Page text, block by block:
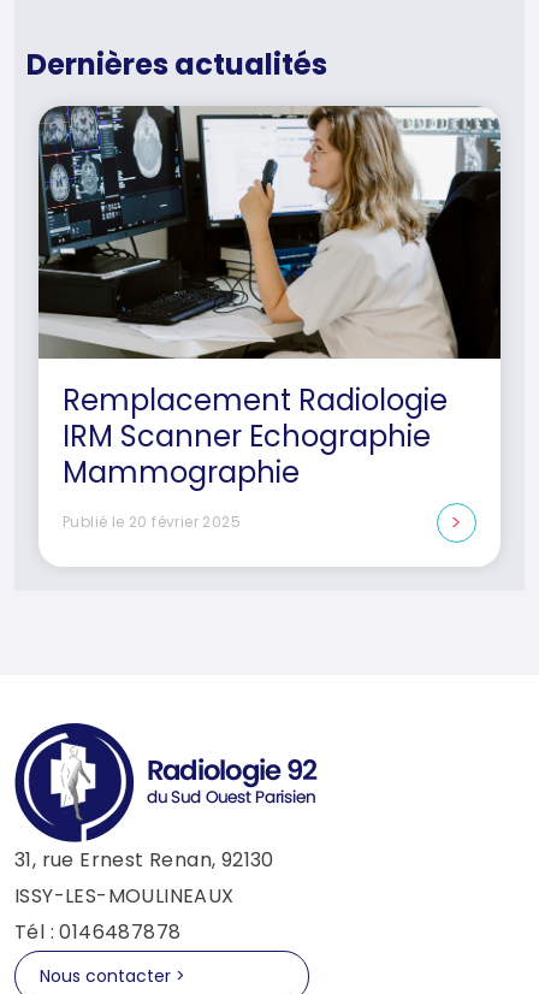
Dernières actualités
Remplacement Radiologie
IRM Scanner Echographie
Mammographie
Publié le 20 février 2025
31, rue Ernest Renan, 92130
ISSY-LES-MOULINEAUX
Tél : 0146487878
Nous contacter >